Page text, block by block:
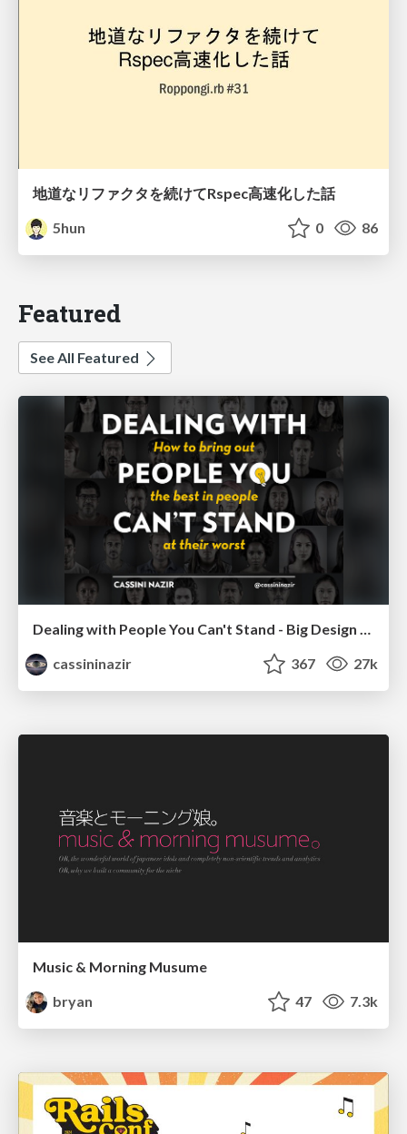
地道なリファクタを続けてRspec高速化した話
5hun
0 86
Featured
See All Featured
cassininazir
367 27k
Music & Morning Musume
bryan
47 7.3k